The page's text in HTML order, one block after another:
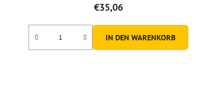
€35,06
IN DEN WARENKORB